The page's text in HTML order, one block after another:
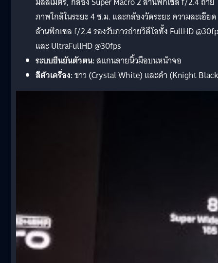
ภาพใกล้ในระยะ 4 ซ.ม. และกล้องวัดระยะ ความละเอีย
ล้านพิกเซล f/2.4 รองรับภารถ่ายวิดีโอทั้ง FullHD
และ UltraFullHD @30fps
ระบบยืนยันตัวตน:สแกนลายนิ้วมือบนหน้าจอ
สีตัวเครื่อง:ขาว (Crystal White) และดำ (Knight